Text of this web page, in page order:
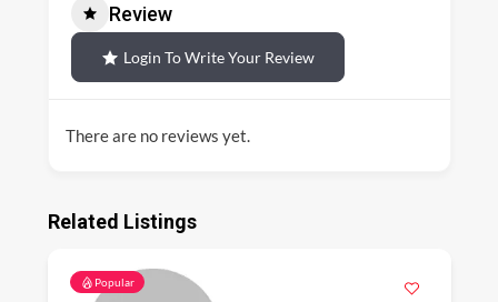
Review
Login To Write Your Review
There are no reviews yet.
Related Listings
Popular